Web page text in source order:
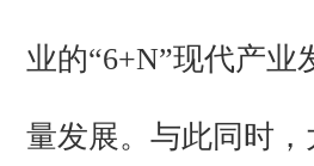
业的“6+N”现代产
量发展。与此同时